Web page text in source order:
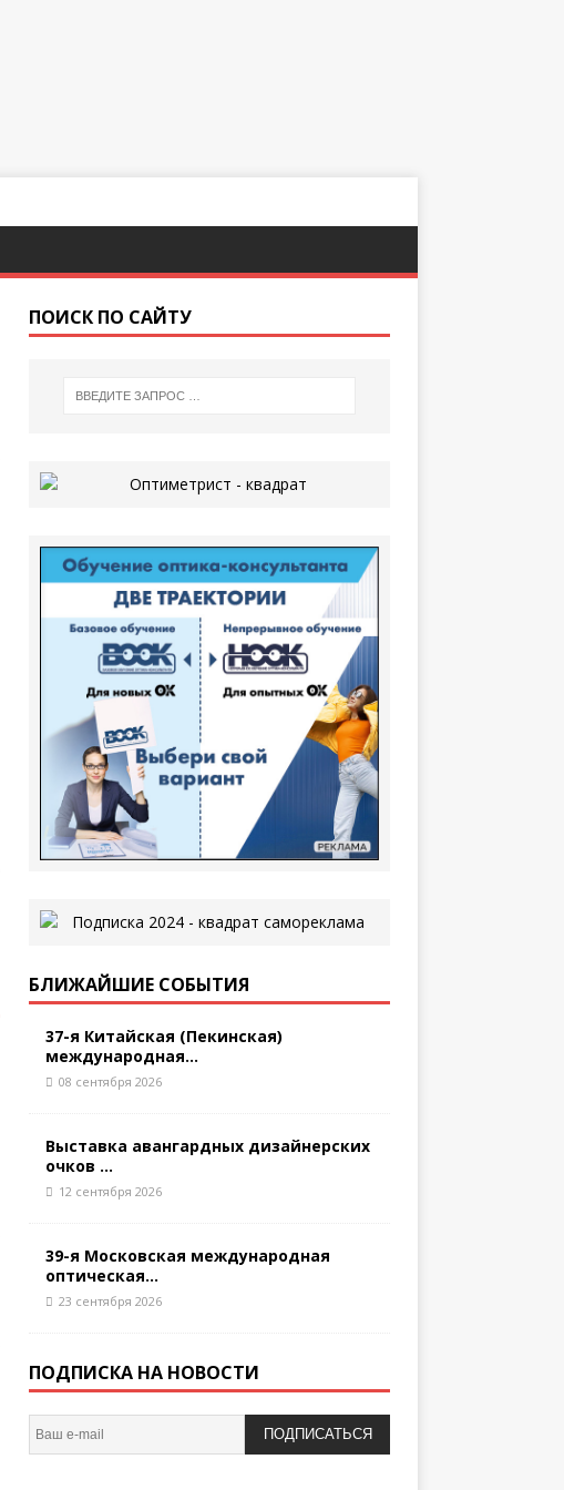
ПОИСК ПО САЙТУ
БЛИЖАЙШИЕ СОБЫТИЯ
37-я Китайская (Пекинская)
международная...
08 сентября 2026
Выставка авангардных дизайнерских
очков ...
12 сентября 2026
39-я Московская международная
оптическая...
23 сентября 2026
ПОДПИСКА НА НОВОСТИ
ПОДПИСАТЬСЯ